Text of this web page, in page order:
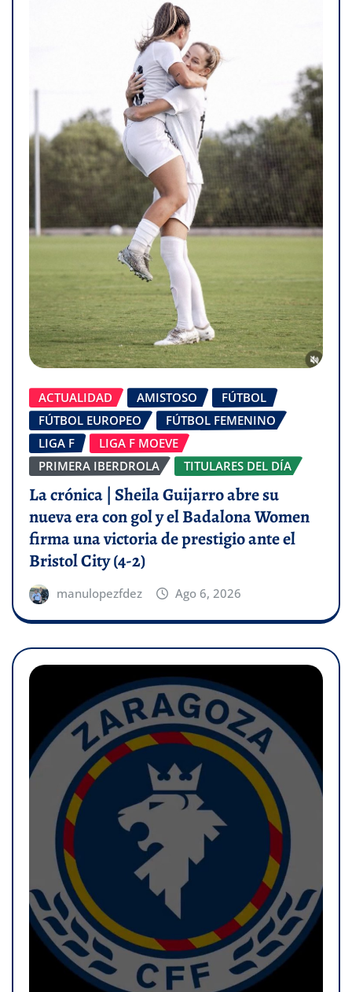
ACTUALIDAD AMISTOSO
FÚTBOL
FÚTBOL EUROPEO
FÚTBOL FEMENINO
LIGA F
LIGA F MOEVE
PRIMERA IBERDROLA
TITULARES DEL DÍA
La crónica | Sheila Guijarro abre su
nueva era con gol y el Badalona Women
firma una victoria de prestigio ante el
Bristol City (4-2)
manulopezfdez Ago 6, 2026